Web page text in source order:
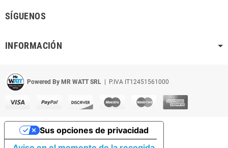
SÍGUENOS
INFORMACIÓN
Powered By MR WATT SRL | P.IVA IT12451561000
Sus opciones de privacidad